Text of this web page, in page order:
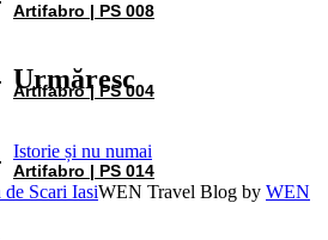
Artifabro | PS 008
Artifabro | PS 004
Artifabro | PS 014
Urmăresc
Istorie și nu numai
de Scari IasiWEN Travel Blog by WEN